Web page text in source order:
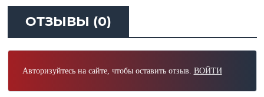
ОТЗЫВЫ (0)
Авторизуйтесь на сайте, чтобы оставить отзыв. ВОЙТИ